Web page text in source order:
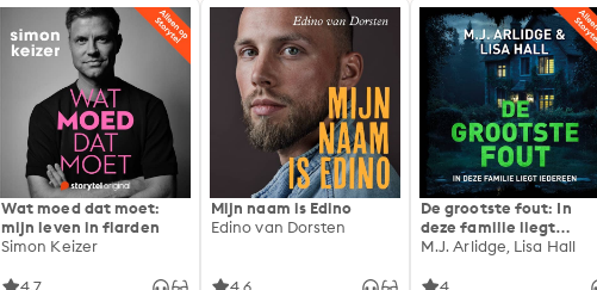
Wat moed dat moet:
mijn leven in flarden
Simon Keizer
Mijn naam is Edino
Edino van Dorsten
De grootste fout: In
deze familie liegt
iedereen
M.J. Arlidge, Lisa Hall